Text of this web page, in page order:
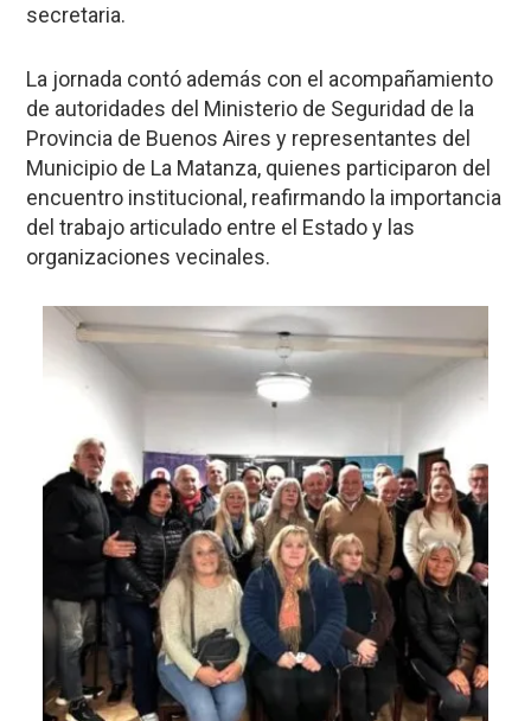
secretaria.
La jornada contó además con el acompañamiento
de autoridades del Ministerio de Seguridad de la
Provincia de Buenos Aires y representantes del
Municipio de La Matanza, quienes participaron del
encuentro institucional, reafirmando la importancia
del trabajo articulado entre el Estado y las
organizaciones vecinales.